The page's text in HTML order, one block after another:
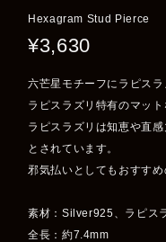
Hexagram Stud Pierce
¥3,630
六芒星モチーフにラピスラ
ラピスラズリ特有のマッ
ラピスラズリは知恵や直
とされています。
邪気払いとしてもおすすめ
素材：Silver925、ラピス
全長：約7.4mm